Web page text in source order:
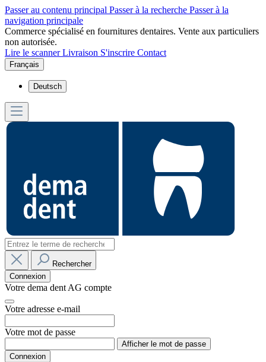
Passer au contenu principal Passer à la recherche Passer à la
navigation principale
Commerce spécialisé en fournitures dentaires. Vente aux particuliers
non autorisée.
Lire le scannerLivraison S'inscrire Contact
Français
Deutsch
Rechercher
Connexion
Votre dema dent AG compte
Votre adresse e-mail
Votre mot de passe
Afficher le mot de passe
Connexion